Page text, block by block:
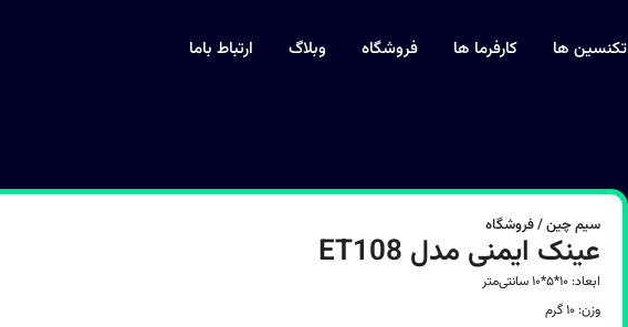
تکنسین ها کارفرما ها فروشگاه وبلاگ ارتباط باما
سیم چین / فروشگاه
عینک ایمنی مدل ET108
ابعاد: ۱۰*۵*۱۰ سانتی‌متر
وزن: ۱۰ گرم